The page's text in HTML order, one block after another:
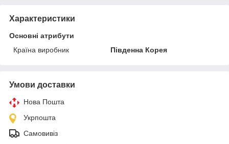
Характеристики
Основні атрибути
Країна виробник
Південна Корея
Умови доставки
Нова Пошта
Укрпошта
Самовивіз